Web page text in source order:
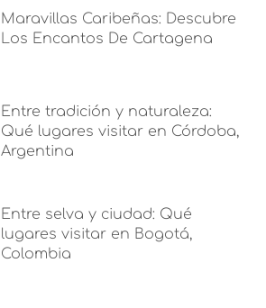
Maravillas Caribeñas: Descubre
Los Encantos De Cartagena
Entre tradición y naturaleza:
Qué lugares visitar en Córdoba,
Argentina
Entre selva y ciudad: Qué
lugares visitar en Bogotá,
Colombia